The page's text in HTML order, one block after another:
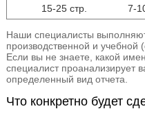
15-25 стр.
7-
Наши специалисты
производственной и учебной
Если вы не знаете, какой
специалист проанализирует
определенный вид отчета.
Что конкретно будет